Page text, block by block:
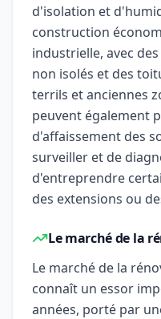
d'isolation et
construction
industrielle, avec
non isolés et des
terrils et anciennes
peuvent également
d'affaissement des
surveiller et de
d'entreprendre
des extensions ou
Le marché de la
Le marché de la
connaît un essor
années, porté par